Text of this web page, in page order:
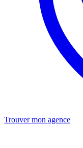
Trouver mon agence